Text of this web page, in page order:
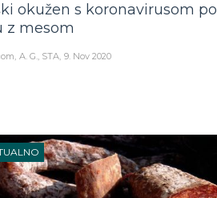
okužen s koronavirusom po
z mesom
A. G., STA 9. Nov 2020